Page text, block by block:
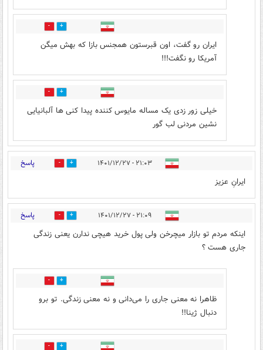
2
ایران رو گفت، اون قبرستون همجنس بازا که بهش میگن
آمریکا رو نگفت!!!
4
خیلی زور زدی یک مساله مایوس کننده پیدا کنی ها آلبانیایی
نشین مردنی لب گور
۲۱:۰۳ - ۱۴۰۱/۱۲/۲۷ 7 پاسخ
ایرانِ عزیز
۲۱:۰۹ - ۱۴۰۱/۱۲/۲۷ 5 پاسخ
اینکه مردم تو بازار میچرخن ولی پول خرید هیچی ندارن یعنی زندگی
جاری هست ؟
6
ظاهرا نه معنی جاری را می‌دانی و نه معنی زندگی. تو برو
دنبال ژینا!!
0